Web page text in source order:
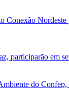
Conexão
participarão em
do